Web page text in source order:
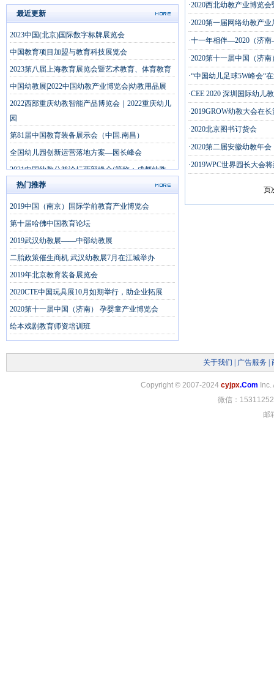
最近更新
2023中国(北京)国际数字标牌展览会
中国教育项目加盟与教育科技展览会
2023第八届上海教育展览会暨艺术教育、体育教育
中国幼教展|2022中国幼教产业博览会|幼教用品展
2022西部重庆幼教智能产品博览会｜2022重庆幼儿
园
第81届中国教育装备展示会（中国.南昌）
全国幼儿园创新运营落地方案—园长峰会
2021中国幼教公益论坛西部峰会(简称：成都幼教
展)热门推荐
2019中国（南京）国际学前教育产业博览会
第十届哈佛中国教育论坛
2019武汉幼教展——中部幼教展
二胎政策催生商机 武汉幼教展7月在江城举办
2019年北京教育装备展览会
2020CTE中国玩具展10月如期举行，助企业拓展
2020第十一届中国（济南） 孕婴童产业博览会
绘本戏剧教育师资培训班
·2020西北幼教产业博览
·2020第一届网络幼教产业
·十一年相伴—2020（济
·2020第十一届中国（济
·“中国幼儿足球5W峰会“
·CEE 2020 深圳国际幼儿
·2019GROW幼教大会在
·2020北京图书订货会
·2020第二届安徽幼教年
·2019WPC世界园长大会
页
关于我们 广告服务
Copyright © 2007-2024 cyjpx.Com
微信：
邮